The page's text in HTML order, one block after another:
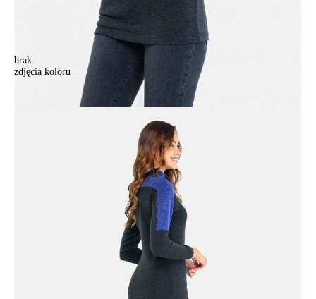
brak
zdjęcia koloru
Skoczek damska CELG LD 669, r.158,164-100, czarny-niebieski
Skoczek damska CELG LD 669, r.158,164-100, czarny-niebieski
+